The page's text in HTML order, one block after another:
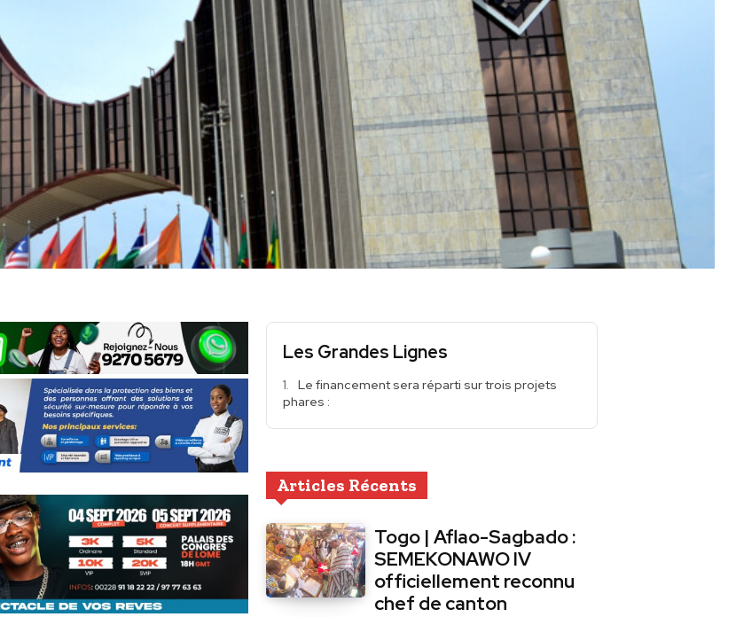
Les Grandes Lignes
Le financement sera réparti sur trois projets
phares :
Articles Récents
Togo | Aflao-Sagbado :
SEMEKONAWO IV
officiellement reconnu
chef de canton